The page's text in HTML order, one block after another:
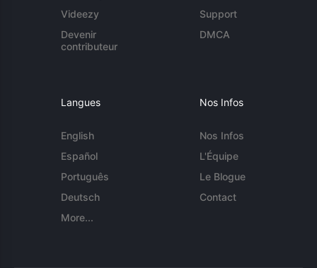
Videezy
Devenir
contributeur
Support
DMCA
Langues
English
Español
Português
Deutsch
More...
Nos Infos
Nos Infos
L'Équipe
Le Blogue
Contact